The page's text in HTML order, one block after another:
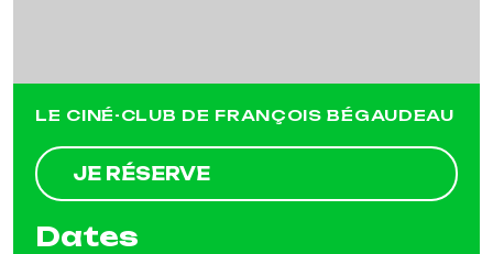
LE CINÉ-CLUB DE FRANÇOIS BÉGAUDEAU
JE RÉSERVE
Dates